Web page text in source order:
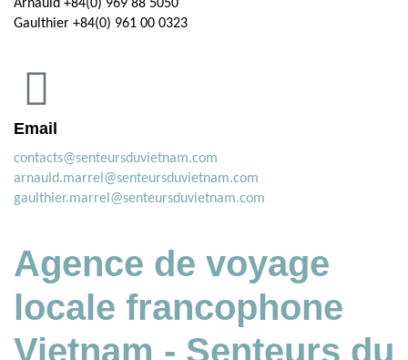
Arnauld +84(0) 969 88 5050
Gaulthier +84(0) 961 00 0323
Email
contacts@senteursduvietnam.com
arnauld.marrel@senteursduvietnam.com
gaulthier.marrel@senteursduvietnam.com
Agence de voyage
locale francophone
Vietnam - Senteurs du